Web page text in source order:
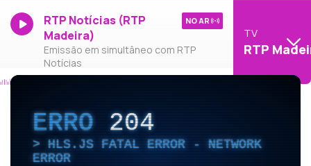
RTP Notícias (RTP
Madeira)
Emissão em simultâneo com RTP
Notícias
NO AR
TV
RTP
ERRO204
HLS.JS FATAL ERROR - NETWORK
ERROR